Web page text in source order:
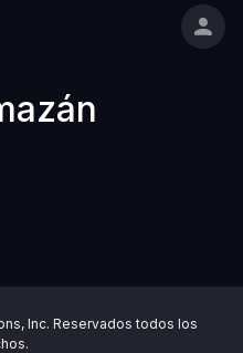
Inc. Reservados todos los